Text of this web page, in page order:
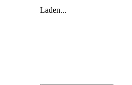
Laden...